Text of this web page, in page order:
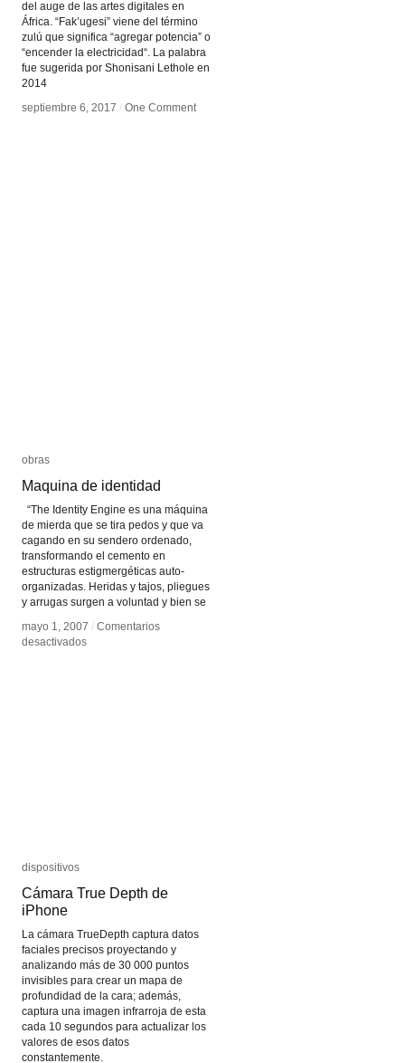
del auge de las artes digitales en
África. “Fak’ugesi” viene del término
zulú que significa “agregar potencia” o
“encender la electricidad“. La palabra
fue sugerida por Shonisani Lethole en
2014
septiembre 6, 2017 / One Comment
septiembre 6, 2017 / One Comment
obras
Maquina de identidad
“The Identity Engine es una máquina
de mierda que se tira pedos y que va
cagando en su sendero ordenado,
transformando el cemento en
estructuras estigmergéticas auto-
organizadas. Heridas y tajos, pliegues
y arrugas surgen a voluntad y bien se
mayo 1, 2007 / Comentarios
desactivadosen
obras
Maquina de identidad
mayo 1, 2007 / Comentarios
desactivadosen
dispositivos
Cámara True Depth de
iPhone
La cámara TrueDepth captura datos
faciales precisos proyectando y
analizando más de 30 000 puntos
invisibles para crear un mapa de
profundidad de la cara; además,
captura una imagen infrarroja de esta
cada 10 segundos para actualizar los
valores de esos datos
constantemente.
dispositivos
Cámara True Depth de
iPhone